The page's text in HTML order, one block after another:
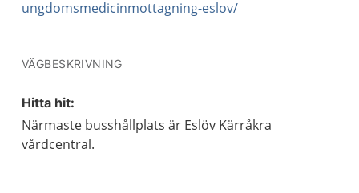
ungdomsmedicinmottagning-eslov/
VÄGBESKRIVNING
Hitta hit:
Närmaste busshållplats är Eslöv Kärråkra
vårdcentral.